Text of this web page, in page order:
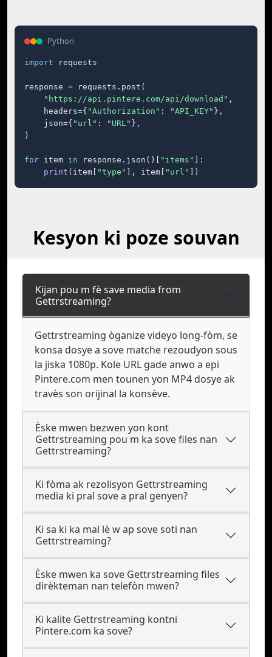
Python
import requests
response = requests.post(
"https://api.pintere.com/api/download" ,
    headers={
"Authorization" : "API_KEY" },
    json={
"url" : "URL" },
)
for item in response.json()[ "items"
]:
print (item[ "type" ], item[ "url" ])
Kesyon ki poze souvan
Kijan pou m fè save media from
Gettrstreaming?
Gettrstreaming òganize videyo long-fòm, se
konsa dosye a sove matche rezoudyon sous
la jiska 1080p. Kole URL gade anwo a epi
Pintere.com men tounen yon MP4 dosye ak
travès son orijinal la konsève.
Èske mwen bezwen yon kont
Gettrstreaming pou m ka sove files nan
Gettrstreaming?
Ki fòma ak rezolisyon Gettrstreaming
media ki pral sove a pral genyen?
Ki sa ki ka mal lè w ap sove soti nan
Gettrstreaming?
Èske mwen ka sove Gettrstreaming files
dirèkteman nan telefòn mwen?
Ki kalite Gettrstreaming kontni
Pintere.com ka sove?